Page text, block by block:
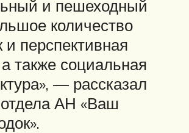
и пешеходный
количество
и перспективная
также социальная
— рассказал
АН «Ваш